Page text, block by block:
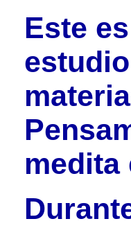
Este
medita